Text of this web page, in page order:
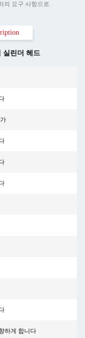
의 요구 사항으로.
실린더 헤드
하게 합니다